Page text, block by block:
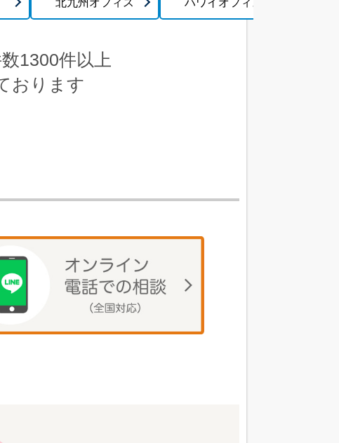
北九州オフィス ハワイオフィス
1300件以上
おります